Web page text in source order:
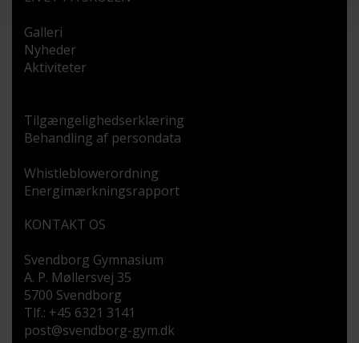
Galleri
Nyheder
Aktiviteter
Tilgængelighedserklæring
Behandling af persondata
Whistleblowerordning
Energimærkningsrapport
KONTAKT OS
Svendborg Gymnasium
A. P. Møllersvej 35
5700 Svendborg
Tlf.: +45 6321 3141
post@svendborg-gym.dk